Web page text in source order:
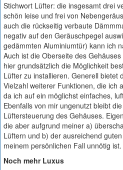
Stichwort Lüfter: die insgesamt drei
schön leise und frei von
auch die rückseitig verbaute
negativ auf den Geräuschpegel
gedämmten Aluminiumtür) kann ich
Auch ist die Oberseite des
hier grundsätzlich die Möglichkeit
Lüfter zu installieren. Generell bietet
Vielzahl weiterer Funktionen, die ich
da ich auf ein möglichst einfaches,
Ebenfalls von mir ungenutzt bleibt
Lüftersteuerung des Gehäuses.
die aber aufgrund meiner a)
Lüftern und b) der ausreichend
meinem persönlichen Fall unnötig ist.
Noch mehr Luxus